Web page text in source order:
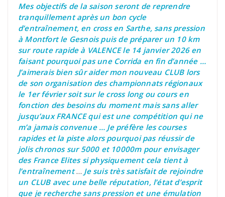
Mes objectifs de la saison seront de reprendre
tranquillement après un bon cycle
d’entraînement, en cross en Sarthe, sans pression
à Montfort le Gesnois puis de préparer un 10 km
sur route rapide à VALENCE le 14 janvier 2026 en
faisant pourquoi pas une Corrida en fin d’année …
J’aimerais bien sûr aider mon nouveau CLUB lors
de son organisation des championnats régionaux
le 1er février soit sur le cross long ou cours en
fonction des besoins du moment mais sans aller
jusqu’aux FRANCE qui est une compétition qui ne
m’a jamais convenue … Je préfère les courses
rapides et la piste alors pourquoi pas réussir de
jolis chronos sur 5000 et 10000m pour envisager
des France Elites si physiquement cela tient à
l’entraînement… Je suis très satisfait de rejoindre
un CLUB avec une belle réputation, l’état d’esprit
que je recherche sans pression et une émulation